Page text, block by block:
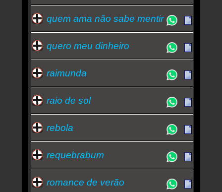
quem ama não sabe mentir
quero meu dinheiro
raimunda
raio de sol
rebola
requebrabum
romance de verão